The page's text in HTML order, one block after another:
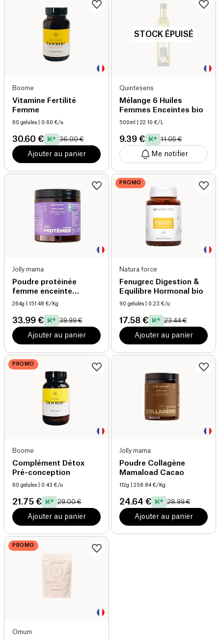
Boome
Vitamine Fertilité
Femme
60 gelules | 0.60 €/u
30.60 € 36.00 €
Ajouter au panier
STOCK ÉPUISÉ
Quintesens
Mélange 6 Huiles
Femmes Enceintes bio
500ml | 22.10 €/L
9.39 € 11.05 €
Me notifier
Jolly mama
Poudre protéinée
femme enceinte
allaitante açai (58g
264g | 151.48 €/Kg
33.99 € 39.99 €
Ajouter au panier
PROMO
Natura force
Fenugrec Digestion &
Equilibre Hormonal bio
90 gelules | 0.23 €/u
17.58 € 23.44 €
Ajouter au panier
PROMO
Boome
Complément Détox
Pré-conception
60 gelules | 0.43 €/u
21.75 € 29.00 €
Ajouter au panier
Jolly mama
Poudre Collagène
Mamaload Cacao
112g | 258.84 €/Kg
24.64 € 28.99 €
Ajouter au panier
PROMO
Omum